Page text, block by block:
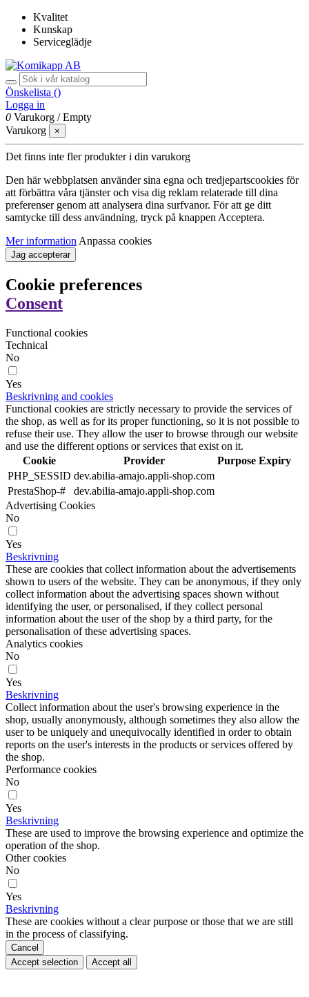
Kvalitet
Kunskap
Serviceglädje
Önskelista ()
Logga in
0 Varukorg /Empty
Varukorg
×
Det finns inte fler produkter i din varukorg
Den här webbplatsen använder sina egna och tredjepartscookies för
att förbättra våra tjänster och visa dig reklam relaterade till dina
preferenser genom att analysera dina surfvanor. För att ge ditt
samtycke till dess användning, tryck på knappen Acceptera.
Mer information Anpassa cookies
Jag accepterar
Cookie preferences
Consent
Functional cookies
Technical
No
Yes
Beskrivning and cookies
Functional cookies are strictly necessary to provide the services of
the shop, as well as for its proper functioning, so it is not possible to
refuse their use. They allow the user to browse through our website
and use the different options or services that exist on it.
Cookie
Provider Purpose Expiry
PHP_SESSID dev.abilia-amajo.appli-shop.com
PrestaShop-#
dev.abilia-amajo.appli-shop.com
Advertising Cookies
No
Yes
Beskrivning
These are cookies that collect information about the advertisements
shown to users of the website. They can be anonymous, if they only
collect information about the advertising spaces shown without
identifying the user, or personalised, if they collect personal
information about the user of the shop by a third party, for the
personalisation of these advertising spaces.
Analytics cookies
No
Yes
Beskrivning
Collect information about the user's browsing experience in the
shop, usually anonymously, although sometimes they also allow the
user to be uniquely and unequivocally identified in order to obtain
reports on the user's interests in the products or services offered by
the shop.
Performance cookies
No
Yes
Beskrivning
These are used to improve the browsing experience and optimize the
operation of the shop.
Other cookies
No
Yes
Beskrivning
These are cookies without a clear purpose or those that we are still
in the process of classifying.
Cancel
Accept selection
Accept all